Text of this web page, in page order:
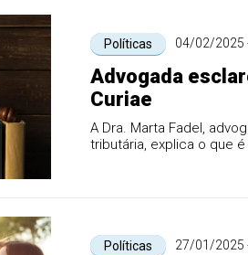
Políticas 04/02/2025
Advogada
Curiae
A Dra. Marta Fadel,
tributária, explica o que
Políticas 27/01/2025